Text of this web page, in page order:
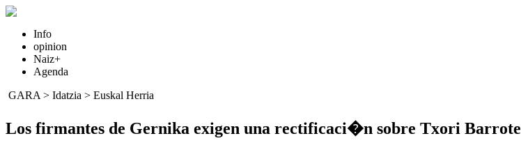
Info
opinion
Naiz+
Agenda
GARA > Idatzia > Euskal Herria
Los firmantes de Gernika exigen una rectificaci�n sobre Txori Barrote